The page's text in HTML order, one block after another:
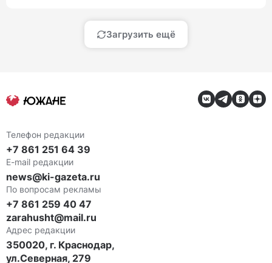
Загрузить ещё
Телефон редакции
+7 861 251 64 39
E-mail редакции
news@ki-gazeta.ru
По вопросам рекламы
+7 861 259 40 47
zarahusht@mail.ru
Адрес редакции
350020, г. Краснодар,
ул.Северная, 279